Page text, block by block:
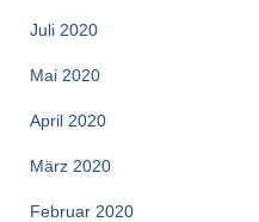
Juli 2020
Mai 2020
April 2020
März 2020
Februar 2020